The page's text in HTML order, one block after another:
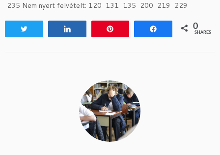
235 Nem nyert felvételt: 120 131 135 200 219 229
0
SHARES